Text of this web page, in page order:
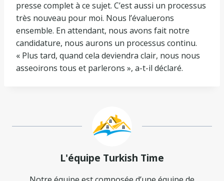
presse complet à ce sujet. C’est aussi un processus
très nouveau pour moi. Nous l’évaluerons
ensemble. En attendant, nous avons fait notre
candidature, nous aurons un processus continu.
« Plus tard, quand cela deviendra clair, nous nous
asseoirons tous et parlerons », a-t-il déclaré.
L'équipe Turkish Time